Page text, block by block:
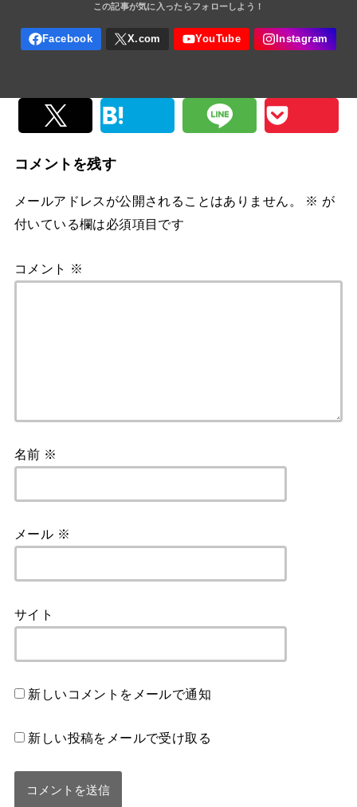
コメントを残す
メールアドレスが公開されることはありません。 ※ が
付いている欄は必須項目です
コメント ※
名前 ※
メール ※
サイト
新しいコメントをメールで通知
新しい投稿をメールで受け取る